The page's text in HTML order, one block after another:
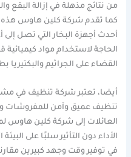
من نتائج مذهلة في إزالة البقع
كما تقدم شركة كلين هاوس هذه
أحدث أجهزة البخار التي تصل
الحاجة لاستخدام مواد
القضاء على الجراثيم
أيضا، تعتبر شركة تنظيف في
تنظيف عميق وآمن للمفروشات
العائلات إلى شركة كلين هاوس
الأداء دون التأثير سلبًا على
في توفير وقت وجهد كبيرين